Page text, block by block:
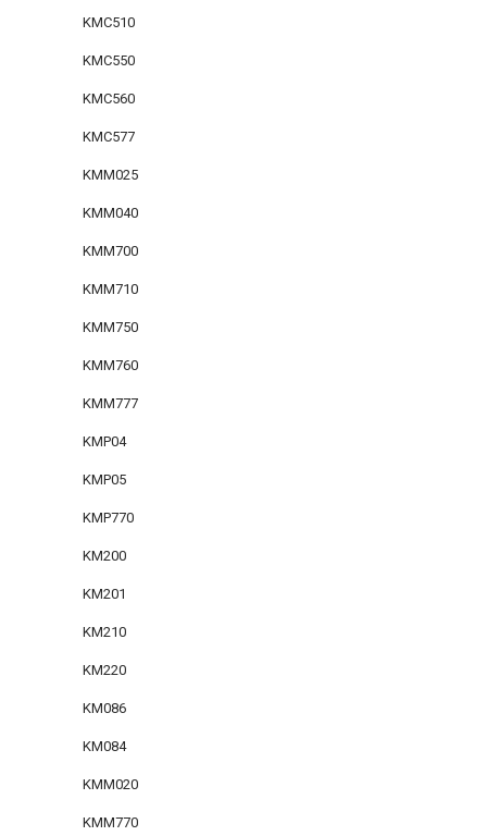
KMC510
KMC550
KMC560
KMC577
KMM025
KMM040
KMM700
KMM710
KMM750
KMM760
KMM777
KMP04
KMP05
KMP770
KM200
KM201
KM210
KM220
KM086
KM084
KMM020
KMM770